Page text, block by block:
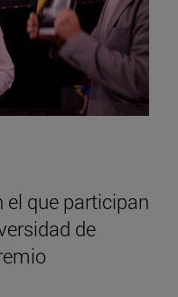
el que participan
de